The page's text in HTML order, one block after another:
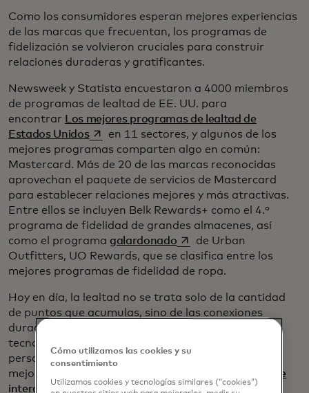
Como los consumidores esperan mejores experiencias
de las marcas que frecuentan, los programas de
fidelización se volvieron cruciales para construir
relaciones duraderas y gratificantes.
Newsweek y Statista encuestaron a 4000 miembros
de programas de lealtad de EE. UU. para
encontrar
Los mejores programas de lealtad de
Estados Unidosse abre en una pestaña nueva
en 11 sectores, y algunos de los
mejores programas comparten algo en común:
Mastercard. Más de 20 de las marcas reconocidas
aprovechan el paquete de servicios de Mastercard
para establecer relaciones mejores y más atractivas.
Entre ellos se incluyen Belk Rewards+ como el 4.º
programa de fidelidad de grandes almacenes, así
como el programa galardonadose abre en una pestaña
de Urban
Outfitters, UO Rewards, que se clasifica entre los
mejores programas de fidelidad de ropa.
Hoy en día, la lealtad no se trata solo de la cantidad
de puntos que acumulas, sino de las conexiones
duraderas. Con la combinación adecuada de
tecnología (desde recompensas y medición hasta
personalización y más) y el compromiso de ofrecer
mejores experiencias, la amplia gama de
servicios de
interacción con el clientede Mastercard ayuda a las
Cómo utilizamos las cookies y su
consentimiento
Utilizamos cookies y tecnologías similares (“cookies”)